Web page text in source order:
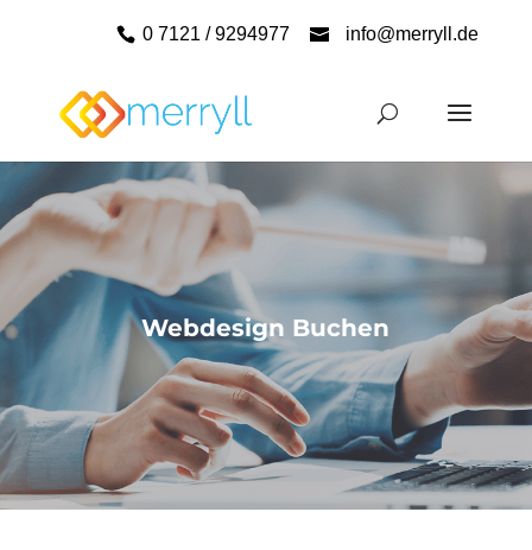
0 7121 / 9294977 info@merryll.de
Webdesign Buchen